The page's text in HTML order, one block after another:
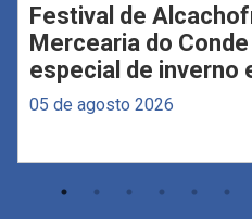
Festival de
Mercearia do
especial de inverno
05 de agosto 2026